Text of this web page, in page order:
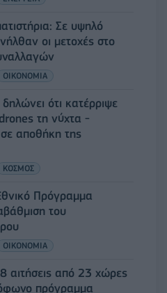
Σε υψηλό
οι μετοχές στο
ΟΙΚΟΝΟΜΙΑ
ότι κατέρριψε
τη νύχτα -
αποθήκη της
ΚΟΣΜΟΣ
Πρόγραμμα
του
ΟΙΚΟΝΟΜΙΑ
αιτήσεις από 23 χώρες
πρόγραμμα